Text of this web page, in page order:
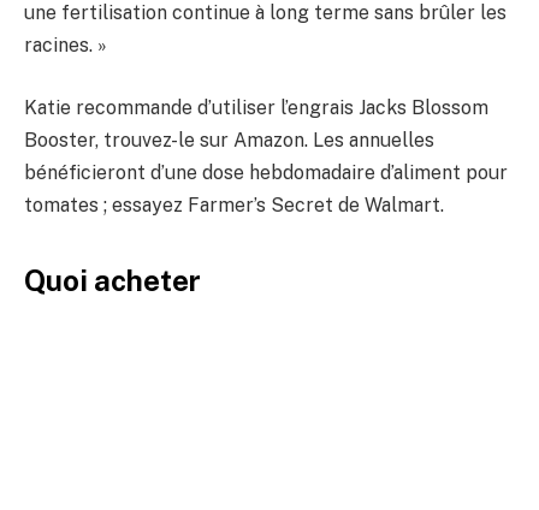
une fertilisation continue à long terme sans brûler les
racines. »
Katie recommande d’utiliser l’engrais Jacks Blossom
Booster, trouvez-le sur Amazon. Les annuelles
bénéficieront d’une dose hebdomadaire d’aliment pour
tomates ; essayez Farmer’s Secret de Walmart.
Quoi acheter